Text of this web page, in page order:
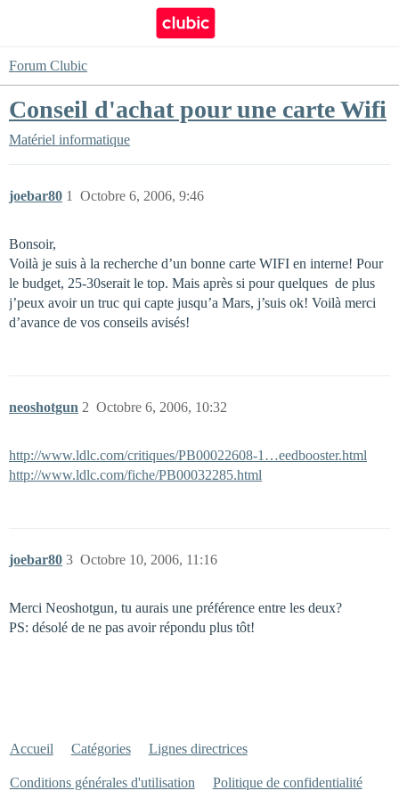
Forum Clubic
Conseil d'achat pour une carte Wifi
Matériel informatique
joebar80 Octobre 6, 2006, 9:46
1
Bonsoir,
Voilà je suis à la recherche d’un bonne carte WIFI en interne! Pour
le budget, 25-30serait le top. Mais après si pour quelques  de plus
j’peux avoir un truc qui capte jusqu’a Mars, j’suis ok! Voilà merci
d’avance de vos conseils avisés!
neoshotgun Octobre 6, 2006, 10:32
2
http://www.ldlc.com/critiques/PB00022608-1…eedbooster.html
http://www.ldlc.com/fiche/PB00032285.html
joebar80 Octobre 10, 2006, 11:16
3
Merci Neoshotgun, tu aurais une préférence entre les deux?
PS: désolé de ne pas avoir répondu plus tôt!
Accueil Catégories Lignes directrices
Conditions générales d'utilisation Politique de confidentialité